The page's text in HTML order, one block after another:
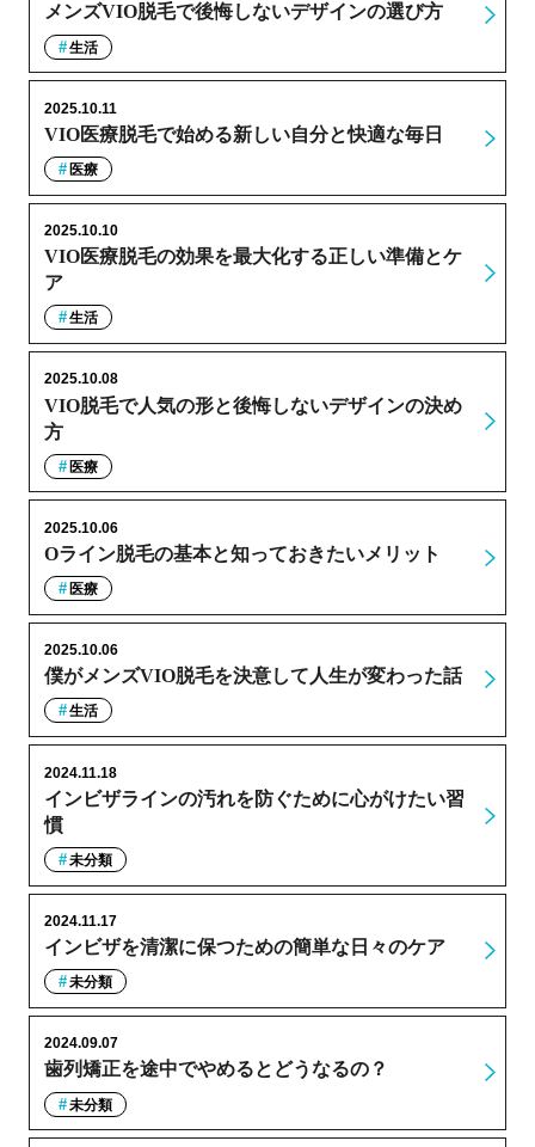
メンズVIO脱毛で後悔しないデザインの選び方
生活
VIO医療脱毛で始める新しい自分と快適な毎日
2025.10.11
医療
VIO医療脱毛の効果を最大化する正しい準備とケ
ア
2025.10.10
生活
VIO脱毛で人気の形と後悔しないデザインの決め
方
2025.10.08
医療
Oライン脱毛の基本と知っておきたいメリット
2025.10.06
医療
僕がメンズVIO脱毛を決意して人生が変わった話
2025.10.06
生活
インビザラインの汚れを防ぐために心がけたい習
慣
2024.11.18
未分類
インビザを清潔に保つための簡単な日々のケア
2024.11.17
未分類
歯列矯正を途中でやめるとどうなるの？
2024.09.07
未分類